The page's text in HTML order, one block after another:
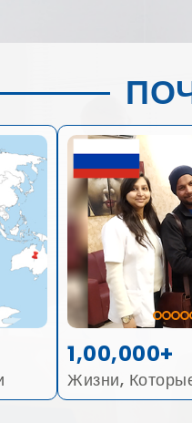
1,00,000+
Жизни,